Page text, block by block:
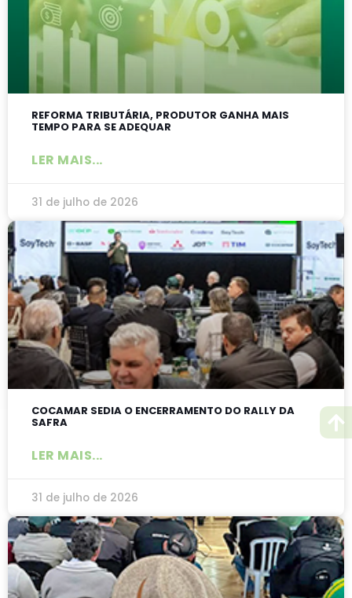
REFORMA TRIBUTÁRIA, PRODUTOR GANHA MAIS
TEMPO PARA SE ADEQUAR
LER MAIS...
31 de julho de 2026
COCAMAR SEDIA O ENCERRAMENTO DO RALLY DA
SAFRA
LER MAIS...
31 de julho de 2026